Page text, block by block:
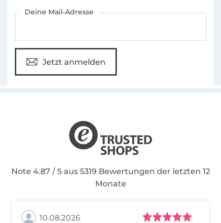
Deine Mail-Adresse
Jetzt anmelden
Note 4.87 / 5 aus 5319 Bewertungen der letzten 12
Monate
10.08.2026